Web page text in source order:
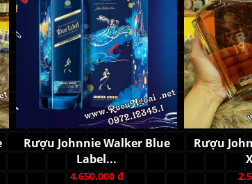
Rượu Mortlach 16YO Hộp
Quà...
Rượu